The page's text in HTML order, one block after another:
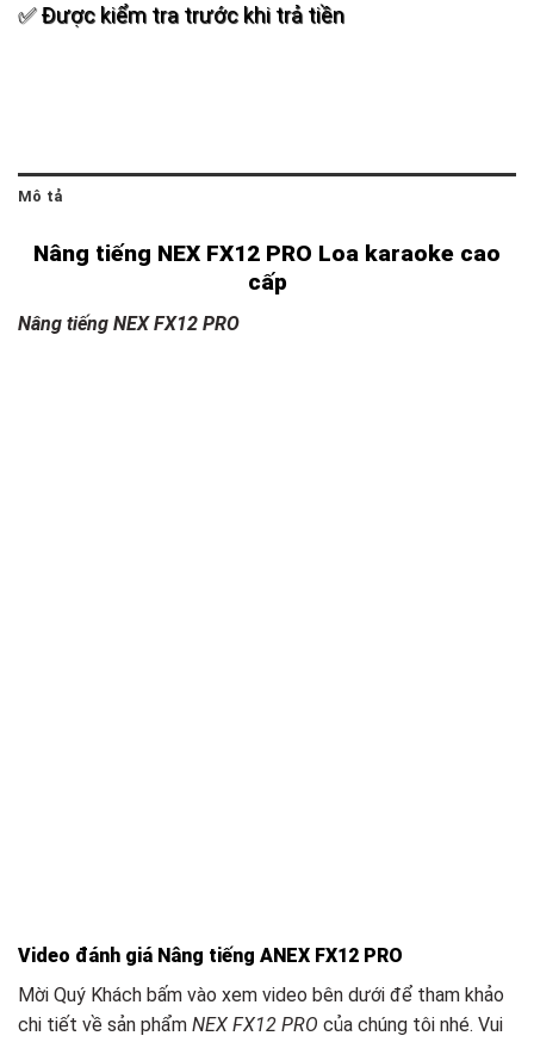
✅ Được kiểm tra trước khi trả tiền
Mô tả
Nâng tiếng NEX FX12 PRO Loa karaoke cao
cấp
Nâng tiếng NEX FX12 PRO
Video đánh giá Nâng tiếng ANEX FX12 PRO
Mời Quý Khách bấm vào xem video bên dưới để tham khảo
chi tiết về sản phẩm NEX FX12 PRO của chúng tôi nhé. Vui